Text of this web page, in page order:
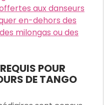
aux danseurs
en-dehors des
milongas ou des
POUR
DE TANGO